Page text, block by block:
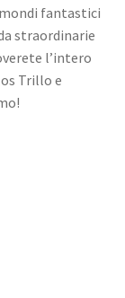
fantastici
straordinarie
l’intero
Trillo e